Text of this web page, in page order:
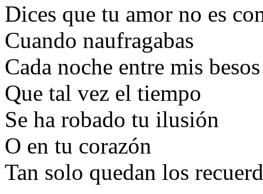
Dices que tu amor no es
Cuando naufragabas
Cada noche entre mis besos
Que tal vez el tiempo
Se ha robado tu ilusión
O en tu corazón
Tan solo quedan los